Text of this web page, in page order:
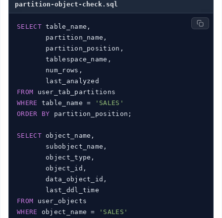
partition-object-check.sql
SELECT table_name,
       partition_name,
       partition_position,
       tablespace_name,
       num_rows,
FROM
WHERE table_name =
'SALES'
ORDER
BY partition_position;
SELECT object_name,
       subobject_name,
       object_type,
       object_id,
       data_object_id,
FROM
WHERE object_name =
'SALES'